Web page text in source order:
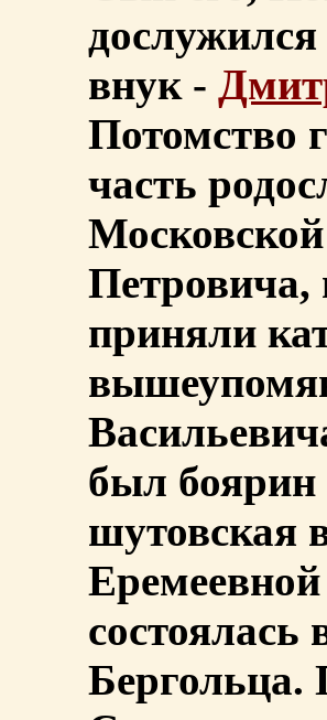
дослужился
внук -
Потомство
часть
приняли
был
шутовская
состоялась